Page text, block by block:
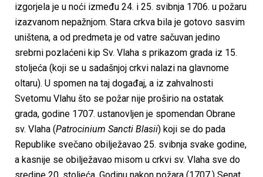
izgorjela je u noći između 24. i 25. svibnja 1706. u požaru
izazvanom nepažnjom. Stara crkva bila je gotovo sasvim
uništena, a od predmeta je od vatre sačuvan jedino
srebrni pozlaćeni kip Sv. Vlaha s prikazom grada iz 15.
stoljeća (koji se u sadašnjoj crkvi nalazi na glavnome
oltaru). U spomen na taj događaj, a iz zahvalnosti
Svetomu Vlahu što se požar nije proširio na ostatak
grada, godine 1707. ustanovljen je spomendan Obrane
sv. Vlaha (Patrocinium Sancti Blasii) koji se do pada
Republike svečano obilježavao 25. svibnja svake godine,
a kasnije se obilježavao misom u crkvi sv. Vlaha sve do